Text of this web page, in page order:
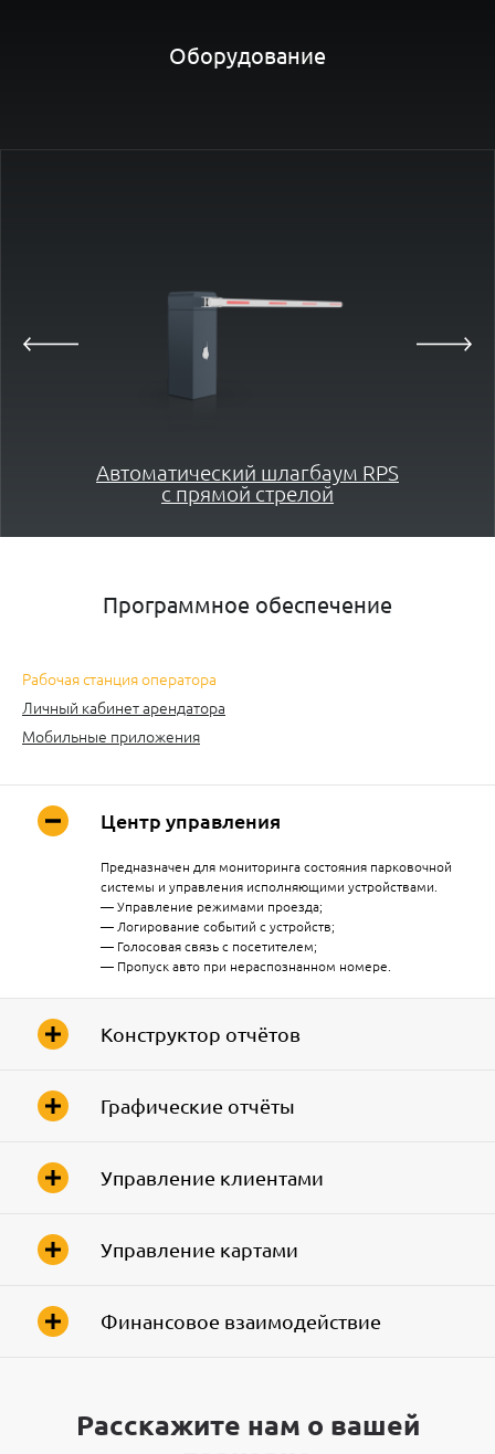
Оборудование
Автоматический шлагбаум RPS
с прямой стрелой
Программное обеспечение
Рабочая станция оператора
Личный кабинет арендатора
Мобильные приложения
Центр управления
Предназначен для мониторинга состояния парковочной
системы и управления исполняющими устройствами.
— Управление режимами проезда;
— Логирование событий с устройств;
— Голосовая связь с посетителем;
— Пропуск авто при нераспознанном номере.
Конструктор отчётов
Графические отчёты
Управление клиентами
Управление картами
Финансовое взаимодействие
Расскажите нам о вашей